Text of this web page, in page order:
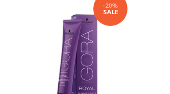
-20%
SALE